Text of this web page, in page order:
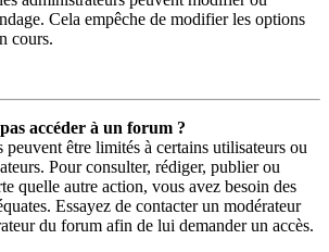
Cela empêche de modifier les options
cours.
accéder à un forum ?
peuvent être limités à certains utilisateurs ou
Pour consulter, rédiger, publier ou
quelle autre action, vous avez besoin des
Essayez de contacter un modérateur
du forum afin de lui demander un accès.